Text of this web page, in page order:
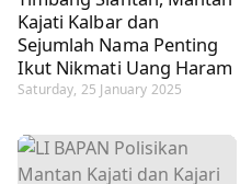
Kajati Kalbar dan
Sejumlah Nama Penting
Ikut Nikmati Uang Haram
Saturday, 25 January 2025